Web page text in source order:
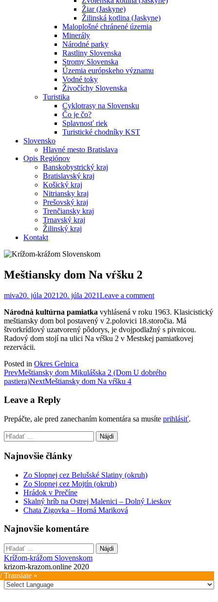
Žiar (Jaskyne)
Žilinská kotlina (Jaskyne)
Maloplošné chránené územia
Minerály
Národné parky
Rastliny Slovenska
Stromy Slovenska
Územia európskeho významu
Vodné toky
Živočíchy Slovenska
Turistika
Cyklotrasy na Slovensku
Čo je čo?
Splavnosť riek
Turistické chodníky KST
Slovensko
Hlavné mesto Bratislava
Opis Regiónov
Banskobystrický kraj
Bratislavský kraj
Košický kraj
Nitriansky kraj
Prešovský kraj
Trenčiansky kraj
Trnavský kraj
Žilinský kraj
Kontakt
Meštiansky dom Na vŕšku 2
miva20. júla 2021 20. júla 2021Leave a comment
Národná kultúrna pamiatka vyhlásená v roku 1963. Klasicistický
meštiansky dom bol postavený v 2.polovici 18.storočia. Má
štvorkrídlový uzatvorený pôdorys, je dvojpodlažný s pivnicou.
Radový dom stojí na ulici Na vŕšku 2 v Mestskej pamiatkovej
rezervácii.
Posted in Okres Gelnica
Post
navigation
PrevMeštiansky dom Mikulášska 2 (Dom U dobrého
pastiera)NextMeštiansky dom Na vŕšku 4
Leave a Reply
Prepáčte, ale pred zanechaním komentára sa musíte prihlásiť.
Hľadať:
Najnovšie články
Zo Slopnej cez Belušské Slatiny (okruh)
Zo Slopnej cez Mojtín (okruh)
Hrádok v Prečíne
Skalný hríb na Ostrej Malenici – Dolný Lieskov
Chata Zigovka – Horná Mariková
Najnovšie komentáre
Hľadať:
Krížom-krážom Slovenskom
krizom-krazom.online 2020
Translate »